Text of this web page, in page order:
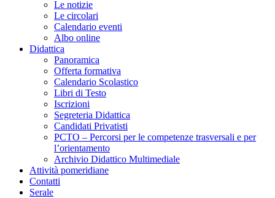
Le notizie
Le circolari
Calendario eventi
Albo online
Didattica
Panoramica
Offerta formativa
Calendario Scolastico
Libri di Testo
Iscrizioni
Segreteria Didattica
Candidati Privatisti
PCTO – Percorsi per le competenze trasversali e per
l’orientamento
Archivio Didattico Multimediale
Attività pomeridiane
Contatti
Serale